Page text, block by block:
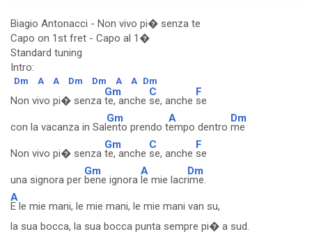
Biagio Antonacci - Non vivo pi� senza te
Capo on 1st fret - Capo al 1�
Standard tuning
Intro:
Dm A A Dm Dm A A Dm
Non vivo pi� senza
Gm
te, anche
C
se, anche
F
se
con la vacanza in Sal
Gm
ento prendo t
A
empo dentro
Dm
me
Non vivo pi� senza
Gm
te, anche
C
se, anche
F
se
una signora per
Gm
bene ignora
A
le mie lacr
Dm
ime.
A
E le mie mani, le mie mani, le mie mani van su,
la sua bocca, la sua bocca punta sempre pi� a sud.